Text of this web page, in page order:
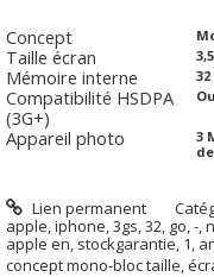
Concept
Taille écran
Mémoire interne 32
Compatibilité HSDPA
(3G+)
Appareil photo
3
Lien permanent
apple,iphone,3gs,32, go,-,
apple en, stockgarantie, 1,
concept mono-bloc taille,